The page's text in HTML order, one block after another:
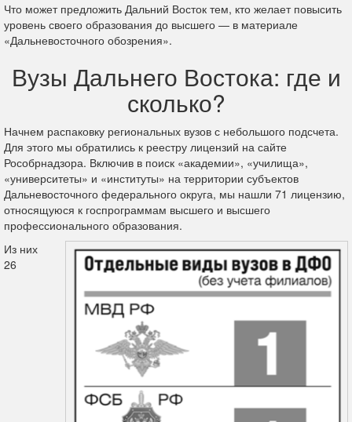
Что может предложить Дальний Восток тем, кто желает повысить
уровень своего образования до высшего — в материале
«Дальневосточного обозрения».
Вузы Дальнего Востока: где и
сколько?
Начнем распаковку региональных вузов с небольшого подсчета.
Для этого мы обратились к реестру лицензий на сайте
Рособрнадзора. Включив в поиск «академии», «училища»,
«университеты» и «институты» на территории субъектов
Дальневосточного федерального округа, мы нашли 71 лицензию,
относящуюся к госпрограммам высшего и высшего
профессионального образования.
Из них
26